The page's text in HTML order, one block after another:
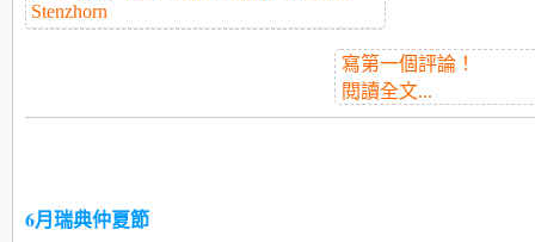
Stenzhorn
寫第一個評論！
閱讀全文...
6月瑞典仲夏節